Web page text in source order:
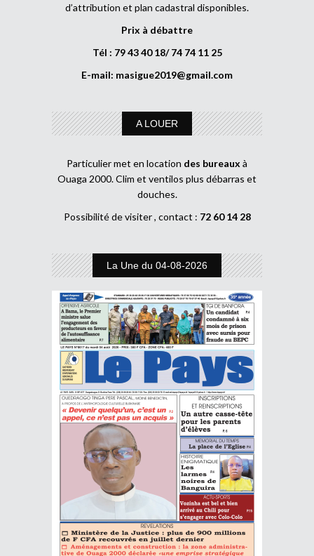
d’attribution et plan cadastral disponibles.
Prix à débattre
Tél : 79 43 40 18/ 74 74 11 25
E-mail: masigue2019@gmail.com
A LOUER
Particulier met en location des bureauxà
Ouaga 2000. Clim et ventilos plus débarras et
douches.
Possibilité de visiter , contact : 72 60 14 28
La Une du 04-08-2026